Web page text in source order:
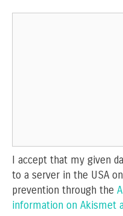
I accept that my given
to a server in the USA
prevention through the
information on Akismet